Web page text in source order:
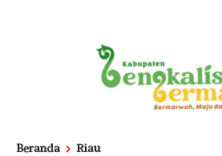
Beranda Riau